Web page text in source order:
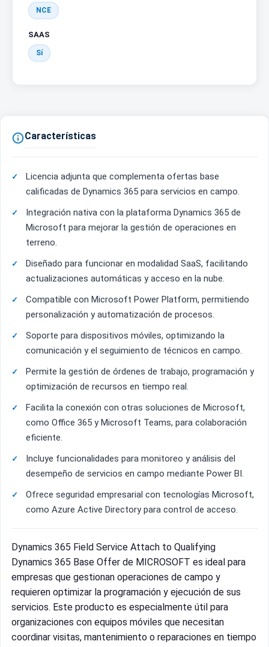
NCE
SAAS
Sí
Características
Licencia adjunta que complementa ofertas base
calificadas de Dynamics 365 para servicios en campo.
Integración nativa con la plataforma Dynamics 365 de
Microsoft para mejorar la gestión de operaciones en
terreno.
Diseñado para funcionar en modalidad SaaS, facilitando
actualizaciones automáticas y acceso en la nube.
Compatible con Microsoft Power Platform, permitiendo
personalización y automatización de procesos.
Soporte para dispositivos móviles, optimizando la
comunicación y el seguimiento de técnicos en campo.
Permite la gestión de órdenes de trabajo, programación y
optimización de recursos en tiempo real.
Facilita la conexión con otras soluciones de Microsoft,
como Office 365 y Microsoft Teams, para colaboración
eficiente.
Incluye funcionalidades para monitoreo y análisis del
desempeño de servicios en campo mediante Power BI.
Ofrece seguridad empresarial con tecnologías Microsoft,
como Azure Active Directory para control de acceso.
Dynamics 365 Field Service Attach to Qualifying
Dynamics 365 Base Offer de MICROSOFT es ideal para
empresas que gestionan operaciones de campo y
requieren optimizar la programación y ejecución de sus
servicios. Este producto es especialmente útil para
organizaciones con equipos móviles que necesitan
coordinar visitas, mantenimiento o reparaciones en tiempo